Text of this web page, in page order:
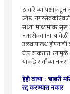
ठाकरेंच्या
ज्येष्ठ
सध्या माध्यमांवर
नगरसेवकांना
उलथापालथ
घेऊ शकतात. त्यामुळे
याकडे सर्वांच्या
हेही वाचा : 'बाबरी
रद्द करण्यास नकार